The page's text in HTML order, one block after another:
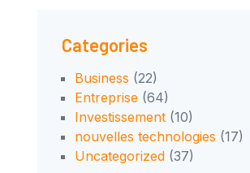
Categories
Business (22)
Entreprise (64)
Investissement (10)
nouvelles technologies (17)
Uncategorized (37)